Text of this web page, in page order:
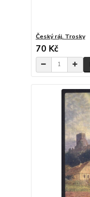
Český ráj. Trosky
70 Kč